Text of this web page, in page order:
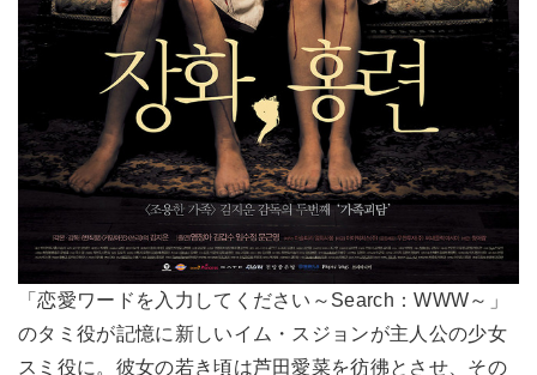
「恋愛ワードを入力してください～Search：WWW～」
のタミ役が記憶に新しいイム・スジョンが主人公の少女
スミ役に。彼女の若き頃は芦田愛菜を彷彿とさせ、その